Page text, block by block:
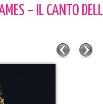
– IL CANTO